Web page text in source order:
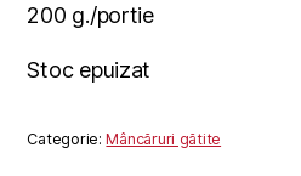
200 g./portie
Stoc epuizat
Categorie:Mâncăruri gătite